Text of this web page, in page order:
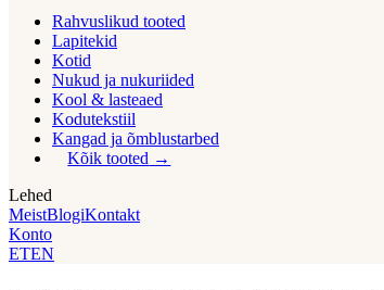
Rahvuslikud tooted
Lapitekid
Kotid
Nukud ja nukuriided
Kool & lasteaed
Kodutekstiil
Kangad ja õmblustarbed
Kõik tooted
Lehed
MeistBlogiKontakt
Konto
ETEN